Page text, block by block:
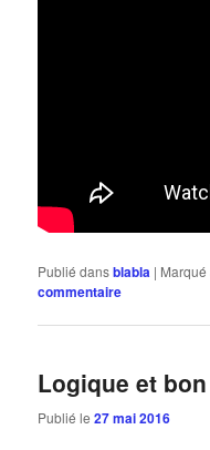
Publié dansblabla |
commentaire
Logique et
Publié le27 mai 2016